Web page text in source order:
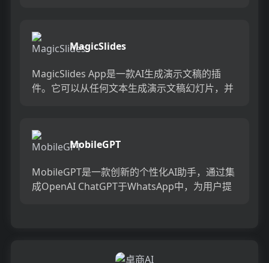
MagicSlides
MagicSlides App是一款AI生成演示文稿的插
件。它可以从任何文本生成演示文稿幻灯片，并
MobileGPT
MobileGPT是一款创新的个性化AI助手，通过集
成OpenAI ChatGPT于WhatsApp中，为用户提